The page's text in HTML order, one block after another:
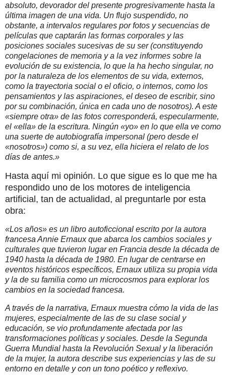
absoluto, devorador del presente progresivamente hasta la
última imagen de una vida. Un flujo suspendido, no
obstante, a intervalos regulares por fotos y secuencias de
películas que captarán las formas corporales y las
posiciones sociales sucesivas de su ser (constituyendo
congelaciones de memoria y a la vez informes sobre la
evolución de su existencia, lo que la ha hecho singular, no
por la naturaleza de los elementos de su vida, externos,
como la trayectoria social o el oficio, o internos, como los
pensamientos y las aspiraciones, el deseo de escribir, sino
por su combinación, única en cada uno de nosotros). A este
«siempre otra» de las fotos corresponderá, especularmente,
el «ella» de la escritura. Ningún «yo» en lo que ella ve como
una suerte de autobiografía impersonal (pero desde el
«nosotros») como si, a su vez, ella hiciera el relato de los
días de antes.»
Hasta aquí mi opinión. Lo que sigue es lo que me ha
respondido uno de los motores de inteligencia
artificial, tan de actualidad, al preguntarle por esta
obra:
«Los años» es un libro autoficcional escrito por la autora
francesa Annie Ernaux que abarca los cambios sociales y
culturales que tuvieron lugar en Francia desde la década de
1940 hasta la década de 1980. En lugar de centrarse en
eventos históricos específicos, Ernaux utiliza su propia vida
y la de su familia como un microcosmos para explorar los
cambios en la sociedad francesa.
A través de la narrativa, Ernaux muestra cómo la vida de las
mujeres, especialmente de las de su clase social y
educación, se vio profundamente afectada por las
transformaciones políticas y sociales. Desde la Segunda
Guerra Mundial hasta la Revolución Sexual y la liberación
de la mujer, la autora describe sus experiencias y las de su
entorno en detalle y con un tono poético y reflexivo.